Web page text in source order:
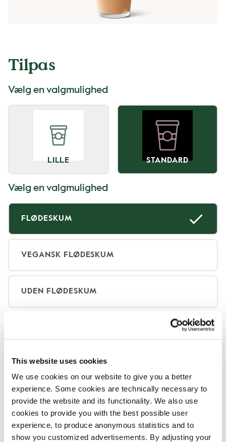
This website uses cookies
We use cookies on our website to give you a better
experience. Some cookies are technically necessary to
provide the website and its functionality. We also use
cookies to provide you with the best possible user
experience, to produce anonymous statistics and to
show you customized advertisements. By adjusting your
Tilpas
Vælg en valgmulighed
LILLE STANDARD
Vælg en valgmulighed
FLØDESKUM
VEGANSK FLØDESKUM
UDEN FLØDESKUM
Alle vores produkter kan indeholde små
spor af allergener.
Alle vores produkter håndteres med omhu, selv
om der er risiko for, at forskellige produkter kan
komme i kontakt med hinanden, og at der kan